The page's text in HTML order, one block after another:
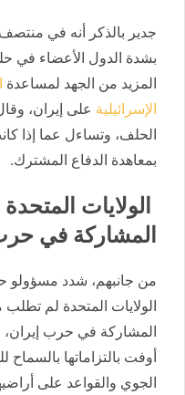
جدير بالذكر أنه في
بشدة الدول الأعضاء في
المزيد من الجهد لمساعدة
الإسرائيلية على إيران،
الحلف، وتساءل عما إذا
بمعاهدة الدفاع المشترك.
الولايات
المشاركة في
من جانبهم، شدد
‌المشاركة في حرب إيران،
أوفت ‌بالتزاماتها بالسماح
⁠الجوي والقواعد على